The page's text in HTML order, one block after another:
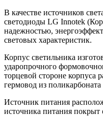
В качестве источников
светодиоды LG Innotek
надежностью,
световых характеристик.
Корпус светильника
ударопрочного
торцевой стороне корпуса
гермовод из
Источник питания
источника питания